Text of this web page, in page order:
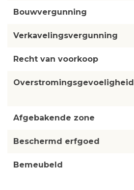
Bouwvergunning
Verkavelingsvergunning
Recht van voorkoop
Overstromingsgevoeligheid
Afgebakende zone
Beschermd erfgoed
Bemeubeld